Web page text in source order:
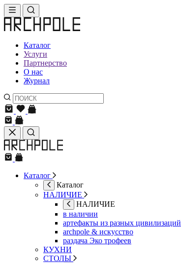
Каталог
Услуги
Партнерство
О нас
Журнал
Каталог
Каталог
НАЛИЧИЕ
НАЛИЧИЕ
в наличии
артефакты из разных цивилизаций
archpole & искусство
раздача Эко трофеев
КУХНИ
СТОЛЫ